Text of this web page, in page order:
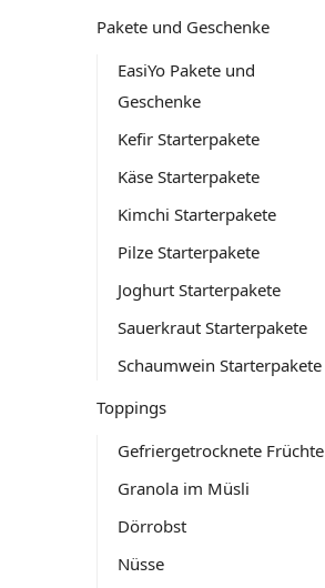
Pakete und Geschenke
EasiYo Pakete und
Geschenke
Kefir Starterpakete
Käse Starterpakete
Kimchi Starterpakete
Pilze Starterpakete
Joghurt Starterpakete
Sauerkraut Starterpakete
Schaumwein Starterpakete
Toppings
Gefriergetrocknete Früchte
Granola im Müsli
Dörrobst
Nüsse